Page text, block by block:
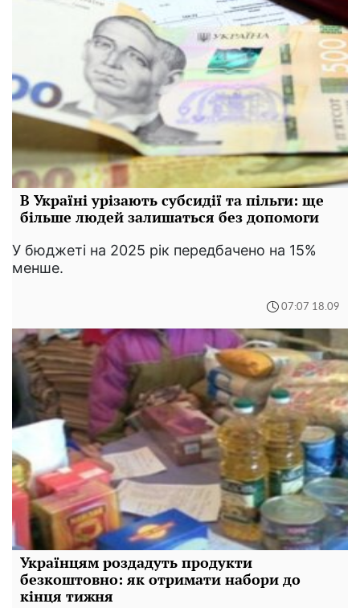
В Україні урізають субсидії та пільги: ще
більше людей залишаться без допомоги
У бюджеті на 2025 рік передбачено на 15%
менше.
07:07 18.09
Українцям роздадуть продукти
безкоштовно: як отримати набори до
кінця тижня